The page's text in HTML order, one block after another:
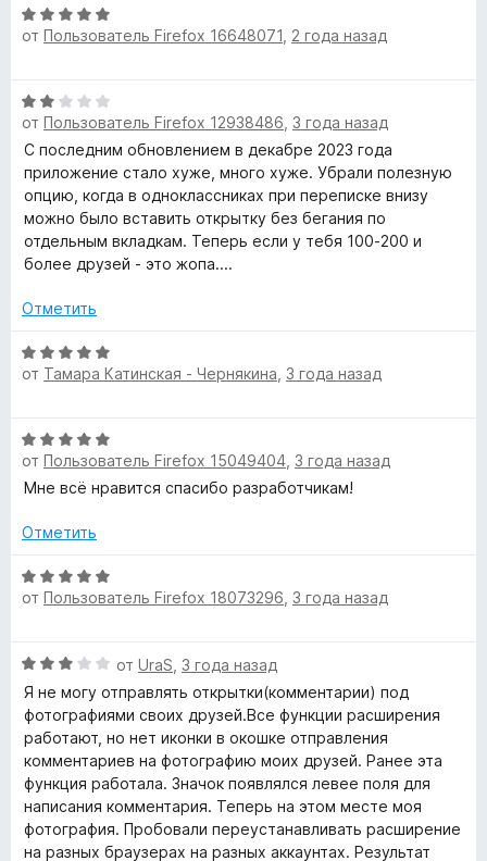
д
я
o
k
.
r
u
»
5
и
н
е
н
а
5
и
з
5
О
ц
е
н
о
н
а
5
и
з
от Пользователь Firefox 16648071 2 года назад
О
ц
е
н
е
н
о
н
2
з
5
от Пользователь Firefox 12938486 3 года назад
C последним обновлением в декабре 2023 года
приложение стало хуже, много хуже. Убрали полезную
опцию, когда в одноклассниках при переписке внизу
можно было вставить открытку без бегания по
отдельным вкладкам. Теперь если у тебя 100-200 и
более друзей - это жопа....
Отметить
О
ц
е
н
о
а
и
з
от Тамара Катинская - Чернякина 3 года назад
О
ц
е
е
о
н
и
з
5
от Пользователь Firefox 15049404 3 года назад
Мне всё нравится спасибо разработчикам!
Отметить
О
ц
е
н
о
н
а
5
и
з
5
от Пользователь Firefox 18073296 3 года назад
О
ц
е
н
е
н
о
н
а
от UraS 3 года назад
Я не могу отправлять открытки(комментарии) под
фотографиями своих друзей.Все функции расширения
работают, но нет иконки в окошке отправления
комментариев на фотографию моих друзей. Ранее эта
функция работала. Значок появлялся левее поля для
написания комментария. Теперь на этом месте моя
фотография. Пробовали переустанавливать расширение
на разных браузерах на разных аккаунтах. Результат